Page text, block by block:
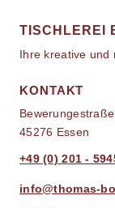
TISCHLEREI
Ihre kreative und
KONTAKT
45276 Essen
+49 (0) 201 -
info@thomas-